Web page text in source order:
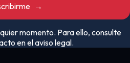
→
momento. Para ello, consulte
en el aviso legal.